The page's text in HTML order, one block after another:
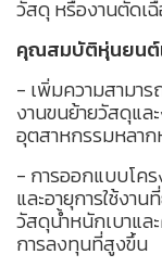
วัสดุ หรืองานตัดเ
คุณสมบัติหุ่นยนต์
- เพิ่มความสามาร
งานขนย้ายวัสดุแล
อุตสาหกรรมหลาก
- การออกแบบโคร
และอายุการใช้งา
วัสดุน้ำหนักเบาแล
การลงทุนที่สูงขึ้น